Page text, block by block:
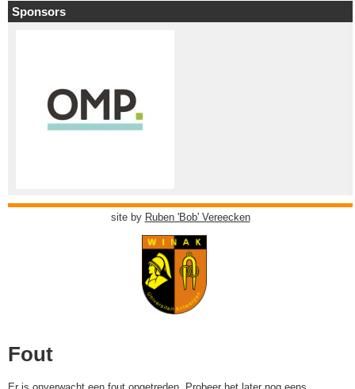
Sponsors
site by Ruben 'Bob' Vereecken
Fout